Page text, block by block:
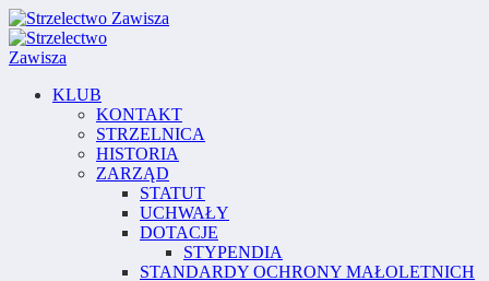
KLUB
KONTAKT
STRZELNICA
HISTORIA
ZARZĄD
STATUT
UCHWAŁY
DOTACJE
STYPENDIA
STANDARDY OCHRONY MAŁOLETNICH